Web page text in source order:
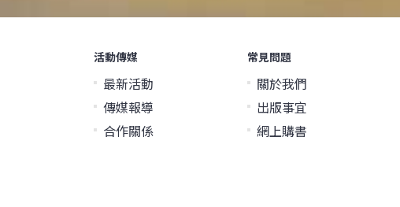
活動傳媒
最新活動
傳媒報導
合作關係
常見問題
關於我們
出版事宜
網上購書